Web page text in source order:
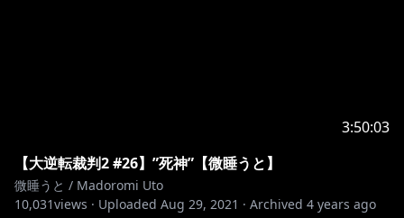
3:50:03
【大逆転裁判2 #26】”死神”【微睡うと】
微睡うと / Madoromi Uto
10,031views · Uploaded Aug 29, 2021 · Archived 4 years ago